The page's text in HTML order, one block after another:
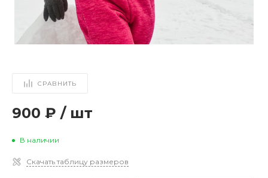
СРАВНИТЬ
900 ₽ / шт
В наличии
Скачать таблицу размеров